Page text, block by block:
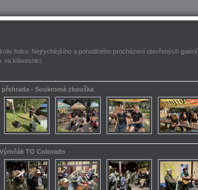
fotku. Nejrychlejšího a pohodlného procházení otevřených galerií
na klávesnici.
přehrada - Soukromá zkouška
TO Colorado